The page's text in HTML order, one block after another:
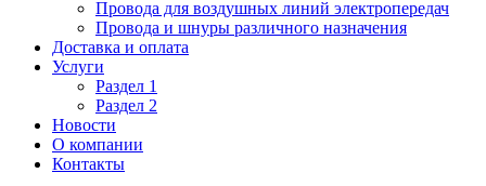
Провода для воздушных линий электропередач
Провода и шнуры различного назначения
Доставка и оплата
Услуги
Раздел 1
Раздел 2
Новости
О компании
Контакты